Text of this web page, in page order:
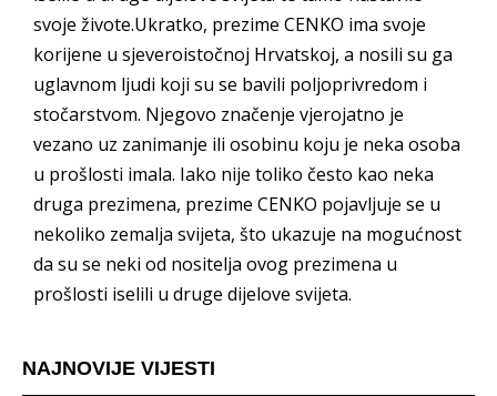
svoje živote.Ukratko, prezime CENKO ima svoje
korijene u sjeveroistočnoj Hrvatskoj, a nosili su ga
uglavnom ljudi koji su se bavili poljoprivredom i
stočarstvom. Njegovo značenje vjerojatno je
vezano uz zanimanje ili osobinu koju je neka osoba
u prošlosti imala. Iako nije toliko često kao neka
druga prezimena, prezime CENKO pojavljuje se u
nekoliko zemalja svijeta, što ukazuje na mogućnost
da su se neki od nositelja ovog prezimena u
prošlosti iselili u druge dijelove svijeta.
NAJNOVIJE VIJESTI